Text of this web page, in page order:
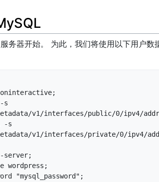
务器开始。 为此，我们将使用以下用户
s
v1/interfaces/public/0/ipv4/
-s
v1/interfaces/private/0/ipv4/
server;
wordpress;
"mysql_password";